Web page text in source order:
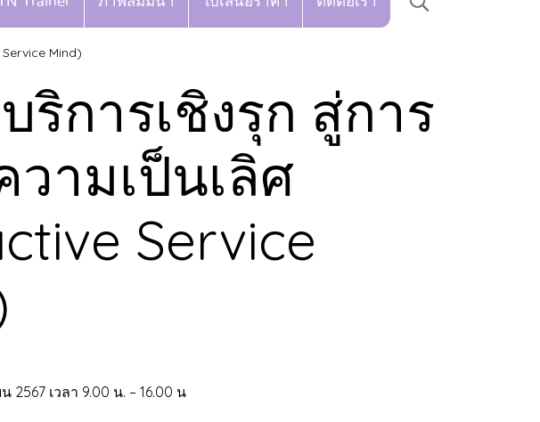
Mind)
ริการเชิงรุก สู่การ
วามเป็นเลิศ
Service
2567 เวลา 9.00 น. – 16.00 น